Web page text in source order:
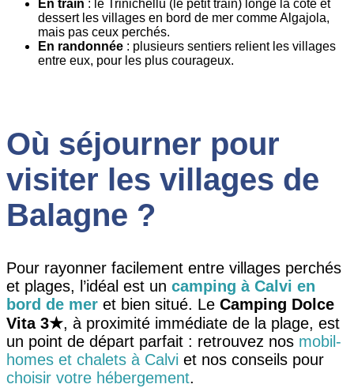
En train : le Trinichellu (le petit train) longe la côte et
dessert les villages en bord de mer comme Algajola,
mais pas ceux perchés.
En randonnée : plusieurs sentiers relient les villages
entre eux, pour les plus courageux.
Où séjourner pour
visiter les villages de
Balagne ?
Pour rayonner facilement entre villages perchés
et plages, l’idéal est un camping à Calvi en
bord de mer et bien situé. Le Camping Dolce
Vita 3★, à proximité immédiate de la plage, est
un point de départ parfait : retrouvez nos mobil-
homes et chalets à Calvi et nos conseils pour
choisir votre hébergement.